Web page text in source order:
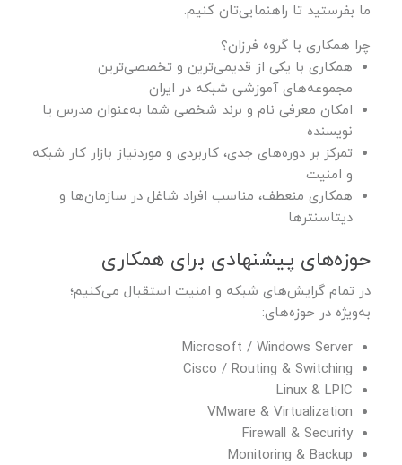
ما بفرستید تا راهنمایی‌تان کنیم.
چرا همکاری با گروه فرزان؟
همکاری با یکی از قدیمی‌ترین و تخصصی‌ترین
مجموعه‌های آموزشی شبکه در ایران
امکان معرفی نام و برند شخصی شما به‌عنوان مدرس یا
نویسنده
تمرکز بر دوره‌های جدی، کاربردی و موردنیاز بازار کار شبکه
و امنیت
همکاری منعطف، مناسب افراد شاغل در سازمان‌ها و
دیتاسنترها
حوزه‌های پیشنهادی برای همکاری
در تمام گرایش‌های شبکه و امنیت استقبال می‌کنیم؛
به‌ویژه در حوزه‌های:
Microsoft / Windows Server
Cisco / Routing & Switching
Linux & LPIC
VMware & Virtualization
Firewall & Security
Monitoring & Backup